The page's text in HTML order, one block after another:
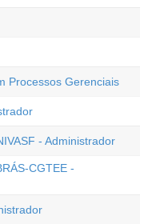
Processos Gerenciais
- Administrador
CGTEE -